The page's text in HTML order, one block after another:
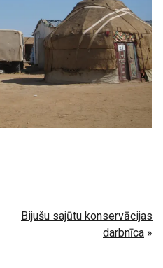
Bijušu sajūtu konservācijas
darbnīca »